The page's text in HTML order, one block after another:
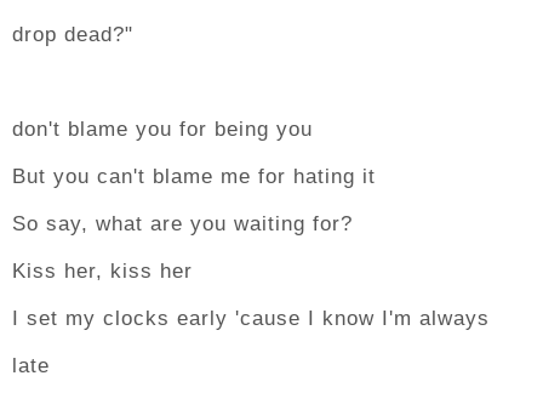
drop dead?"
don't blame you for being you
But you can't blame me for hating it
So say, what are you waiting for?
Kiss her, kiss her
I set my clocks early 'cause I know I'm always
late